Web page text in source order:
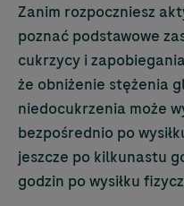
Zanim rozpoczniesz
poznać podstawowe
cukrzycy i
że obniżenie stężenia
niedocukrzenia może
bezpośrednio po
jeszcze po kilkunastu
godzin po wysiłku